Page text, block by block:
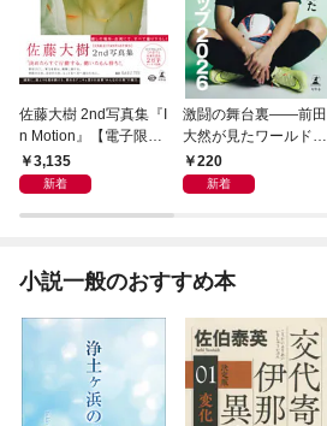
佐藤大樹 2nd写真集『I
n Motion』【電子限定
動画特典付き】
3,135
新着
激闘の舞台裏――前田
大然が見たワールドカ
ップ2026
220
新着
小説一般のおすすめ本